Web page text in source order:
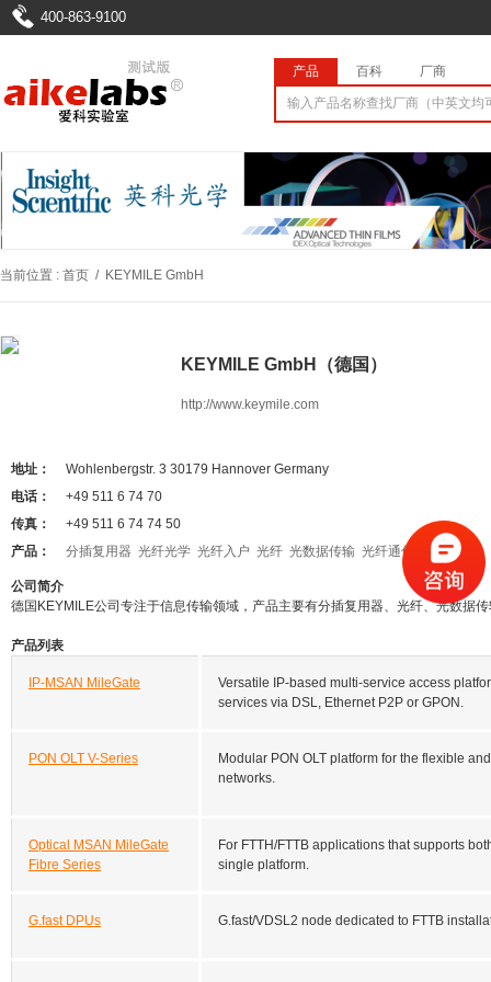
400-863-9100
产品 百科 厂商
当前位置 : 首页 / KEYMILE GmbH
KEYMILE GmbH（德国）
http://www.keymile.com
地址：
Wohlenbergstr. 3 30179 Hannover Germany
电话：
+49 511 6 74 70
传真：
+49 511 6 74 74 50
产品：
分插复用器 光纤光学 光纤入户 光纤 光数据传输 光纤通信 波分复用
公司简介
德国KEYMILE公司专注于信息传输领域，产品主要有分插复用器、光纤、光数据
产品列表
IP-MSAN MileGate
Versatile IP-based multi-service access
services via DSL, Ethernet P2P or GPON.
PON OLT V-Series
Modular PON OLT platform for the flexible
networks.
Optical MSAN MileGate
Fibre Series
For FTTH/FTTB applications that supports
single platform.
G.fast DPUs G.fast/VDSL2 node dedicated to FTTB